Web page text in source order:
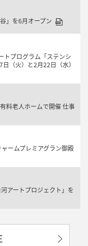
」を6月オープン
トプログラム「ステンシ
（火）と2月22日（水）
料老人ホームで開催 仕事
ームプレミアグラン御殿
アートプロジェクト」を